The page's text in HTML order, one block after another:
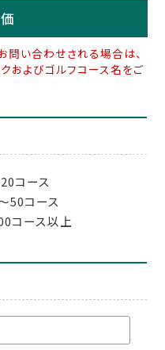
い合わせされる場合は、
およびゴルフコース名をご
コース
50コース
コース以上